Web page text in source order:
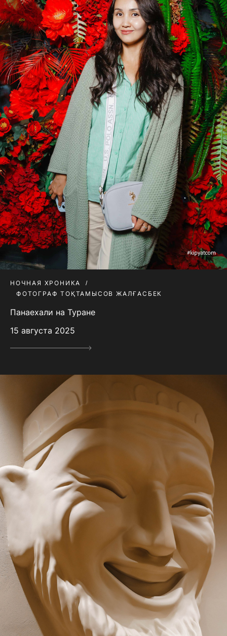
НОЧНАЯ ХРОНИКА
ФОТОГРАФ ТОҚТАМЫСОВ ЖАЛҒАСБЕК
Панаехали на Туране
15 августа 2025